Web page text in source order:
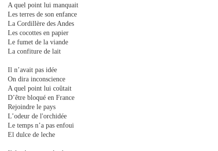
A quel point lui manquait
Les terres de son enfance
La Cordillère des Andes
Les cocottes en papier
Le fumet de la viande
La confiture de lait
Il n’avait pas idée
On dira inconscience
A quel point lui coûtait
D’être bloqué en France
Rejoindre le pays
L’odeur de l'orchidée
Le temps n’a pas enfoui
El dulce de leche